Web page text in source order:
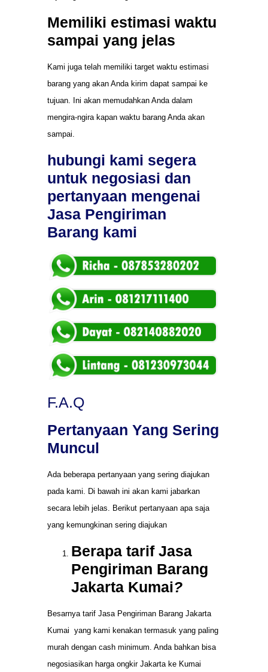
Memiliki estimasi waktu
sampai yang jelas
Kami juga telah memiliki target waktu estimasi
barang yang akan Anda kirim dapat sampai ke
tujuan. Ini akan memudahkan Anda dalam
mengira-ngira kapan waktu barang Anda akan
sampai.
hubungi kami segera
untuk negosiasi dan
pertanyaan mengenai
Jasa Pengiriman
Barang kami
F.A.Q
Pertanyaan Yang Sering
Muncul
Ada beberapa pertanyaan yang sering diajukan
pada kami. Di bawah ini akan kami jabarkan
secara lebih jelas. Berikut pertanyaan apa saja
yang kemungkinan sering diajukan
Berapa tarif Jasa
Pengiriman Barang
Jakarta Kumai?
Besarnya tarif Jasa Pengiriman Barang Jakarta
Kumai yang kami kenakan termasuk yang paling
murah dengan cash minimum. Anda bahkan bisa
negosiasikan harga ongkir Jakarta ke Kumai